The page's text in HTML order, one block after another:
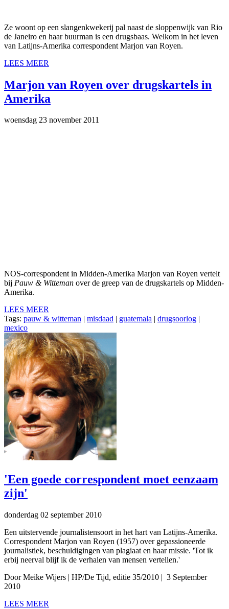
Ze woont op een slangenkwekerij pal naast de sloppenwijk van Rio
de Janeiro en haar buurman is een drugsbaas. Welkom in het leven
van Latijns-Amerika correspondent Marjon van Royen.
LEES MEER
Marjon van Royen over drugskartels in
Amerika
woensdag 23 november 2011
NOS-correspondent in Midden-Amerika Marjon van Royen vertelt
bij Pauw & Witteman over de greep van de drugskartels op Midden-
Amerika.
LEES MEER
Tags: pauw & witteman misdaad guatemala drugsoorlog
mexico
'Een goede correspondent moet eenzaam
zijn'
donderdag 02 september 2010
Een uitstervende journalistensoort in het hart van Latijns-Amerika.
Correspondent Marjon van Royen (1957) over gepassioneerde
journalistiek, beschuldigingen van plagiaat en haar missie. 'Tot ik
erbij neerval blijf ik de verhalen van mensen vertellen.'
Door Meike Wijers | HP/De Tijd, editie 35/2010 | 3 September
2010
LEES MEER